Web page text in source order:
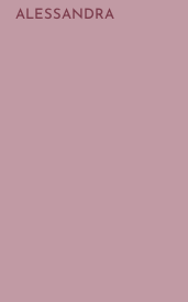
ALESSANDRA